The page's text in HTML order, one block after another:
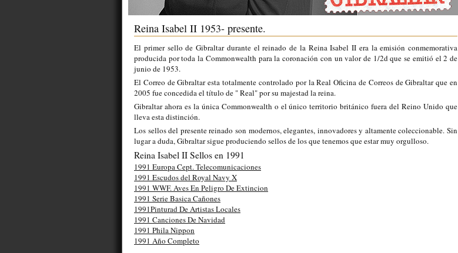
Reina Isabel II 1953- presente.
El primer sello de Gibraltar durante el reinado de la Reina Isabel II era la emisión conmemorativa
producida por toda la Commonwealth para la coronación con un valor de 1/2d que se emitió el 2 de
junio de 1953.
El Correo de Gibraltar esta totalmente controlado por la Real Oficina de Correos de Gibraltar que en
2005 fue concedida el título de " Real" por su majestad la reina.
Gibraltar ahora es la única Commonwealth o el único territorio británico fuera del Reino Unido que
lleva esta distinción.
Los sellos del presente reinado son modernos, elegantes, innovadores y altamente coleccionable. Sin
lugar a duda, Gibraltar sigue produciendo sellos de los que tenemos que estar muy orgulloso.
Reina Isabel II Sellos en 1991
1991 Europa Cept. Telecomunicaciones
1991 Escudos del Royal Navy X
1991 WWF. Aves En Peligro De Extincion
1991 Serie Basica Cañones
1991Pinturad De Artistas Locales
1991 Canciones De Navidad
1991 Phila Nippon
1991 Año Completo